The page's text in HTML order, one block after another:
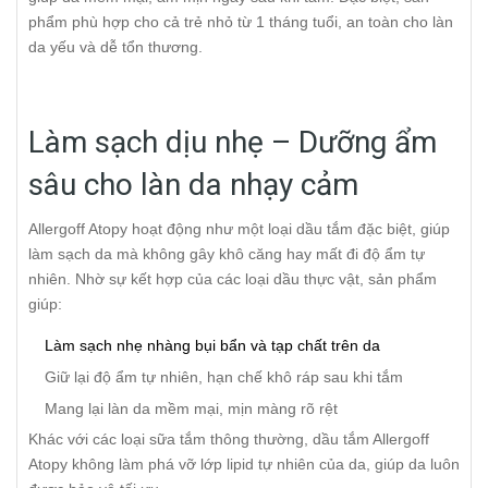
những ưu điểm nổi bật của Allergoff Atopy là độ an toàn cao: Phù
hợp cho mọi đối tượng, kể cả trẻ từ 1 tháng tuổi Không gây kích
ứng, phù hợp cho da nhạy cảm Có thể sử dụng hàng ngày để
Hướng dẫn sử dụng dầu tắm Allergoff Atopy đúng cách Để đạt
hiệu quả tối ưu, bạn nên sử dụng theo các bước sau: Bước
1: Cho một lượng dầu tắm phù hợp vào bồn hoặc chậu nước
Bước 2: Khuấy nhẹ đến khi nước chuyển sang màu trắng đục
Bước 3: Tắm nhẹ nhàng trong vài phút Bước 4: Tráng lại bằng
nước sạch Lưu ý: Sau khi tắm, dùng khăn mềm thấm khô da,
tránh chà xát mạnh Thông tin sản phẩm Allergoff Atopy 200ml
Dung tích: 200ml Xuất xứ: Ba Lan Hạn sử dụng: 3 năm kể từ
nắng trực tiếp
phẩm phù hợp cho cả trẻ nhỏ từ 1 tháng tuổi, an toàn cho làn
da yếu và dễ tổn thương.
Làm sạch dịu nhẹ – Dưỡng ẩm
sâu cho làn da nhạy cảm
Allergoff Atopy hoạt động như một loại dầu tắm đặc biệt, giúp
làm sạch da mà không gây khô căng hay mất đi độ ẩm tự
nhiên. Nhờ sự kết hợp của các loại dầu thực vật, sản phẩm
giúp:
Làm sạch nhẹ nhàng bụi bẩn và tạp chất trên da
Giữ lại độ ẩm tự nhiên, hạn chế khô ráp sau khi tắm
Mang lại làn da mềm mại, mịn màng rõ rệt
Khác với các loại sữa tắm thông thường, dầu tắm Allergoff
Atopy không làm phá vỡ lớp lipid tự nhiên của da, giúp da luôn